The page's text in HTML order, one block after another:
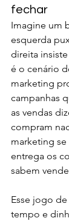
fechar
Imagine um
esquerda
direita insiste
é o cenário
marketing
campanhas
as vendas
compram
marketing
entrega os
sabem
Esse jogo
tempo e